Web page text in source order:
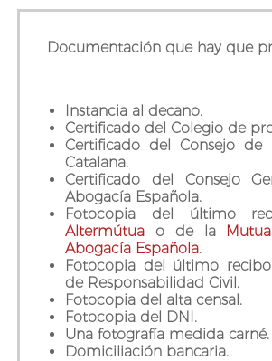
Documentación que hay que
Instancia al decano.
Certificado del Colegio de
Certificado del Consejo de
Catalana.
Certificado del Consejo
Abogacía Española.
Fotocopia del último
Altermútua o de la
Abogacía Española.
Fotocopia del último
de Responsabilidad Civil.
Fotocopia del alta censal.
Fotocopia del DNI.
Una fotografía medida carné.
Domiciliación bancaria.